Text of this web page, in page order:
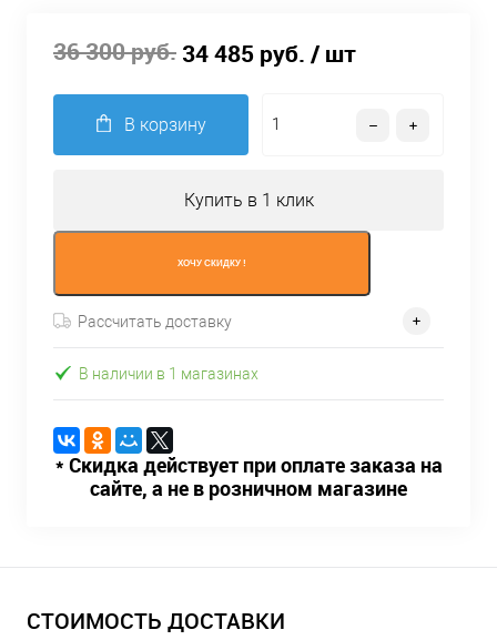
36 300 руб. 34 485 руб. / шт
В корзину
Купить в 1 клик
ХОЧУ СКИДКУ !
Рассчитать доставку
В наличии в 1 магазинах
* Скидка действует при оплате заказа на
сайте, а не в розничном магазине
СТОИМОСТЬ ДОСТАВКИ